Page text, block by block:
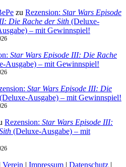
zu Rezension: Star Wars Episode
Die Rache der Sith (Deluxe-
– mit Gewinnspiel!
Star Wars Episode III: Die Rache
Ausgabe) – mit Gewinnspiel!
Star Wars Episode III: Die
(Deluxe-Ausgabe) – mit Gewinnspiel!
Rezension: Star Wars Episode III:
(Deluxe-Ausgabe) – mit
Verein | Impressum | Datenschutz |